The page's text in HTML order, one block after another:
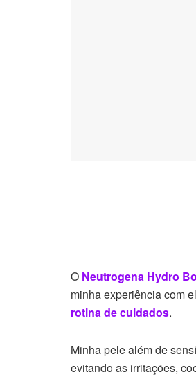
O Neutrogena Hydro
minha experiência com
rotina de cuidados.
Minha pele além de
evitando as irritações,